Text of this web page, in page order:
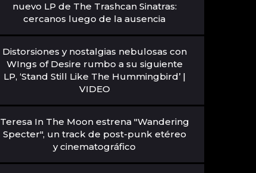
nuevo LP de The Trashcan Sinatras:
cercanos luego de la ausencia
Distorsiones y nostalgias nebulosas con
WIngs of Desire rumbo a su siguiente
LP, ‘Stand Still Like The Hummingbird’ |
VIDEO
Teresa In The Moon estrena "Wandering
Specter", un track de post-punk etéreo
y cinematográfico